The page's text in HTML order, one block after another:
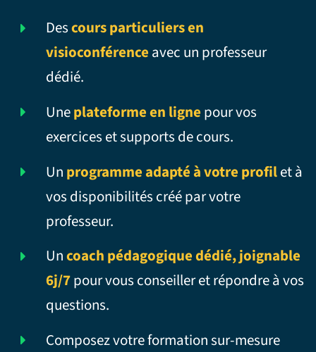
Descours particuliers en
visioconférence avec un professeur
dédié.
Uneplateforme en ligne pour vos
exercices et supports de cours.
Un programme adapté à votre profilet à
vos disponibilités créé par votre
professeur.
Uncoach pédagogique dédié, joignable
6j/7pour vous conseiller et répondre à vos
questions.
Composez votre formation sur-mesure